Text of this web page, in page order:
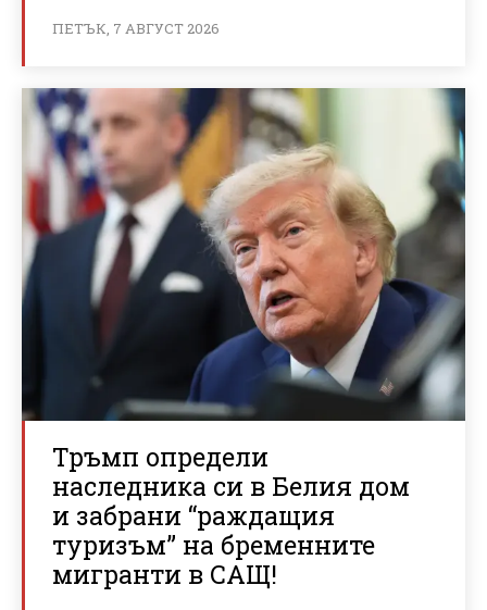
ПЕТЪК, 7 АВГУСТ 2026
Тръмп определи
наследника си в Белия дом
и забрани “раждащия
туризъм” на бременните
мигранти в САЩ!